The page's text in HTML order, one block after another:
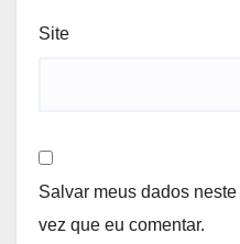
Site
Salvar meus dados
vez que eu comentar.